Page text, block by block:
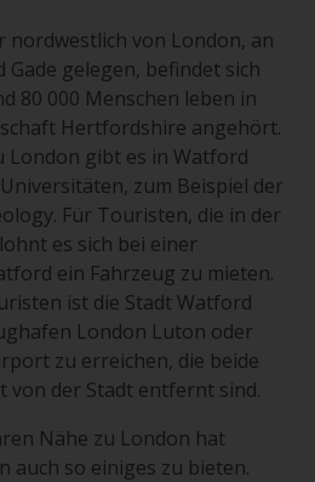
nordwestlich von London, an
Gade gelegen, befindet sich
80 000 Menschen leben in
Hertfordshire angehört.
London gibt es in Watford
zum Beispiel der
Für Touristen, die in der
es sich bei einer
ein Fahrzeug zu mieten.
ist die Stadt Watford
London Luton oder
zu erreichen, die beide
von der Stadt entfernt sind.
Nähe zu London hat
auch so einiges zu bieten.